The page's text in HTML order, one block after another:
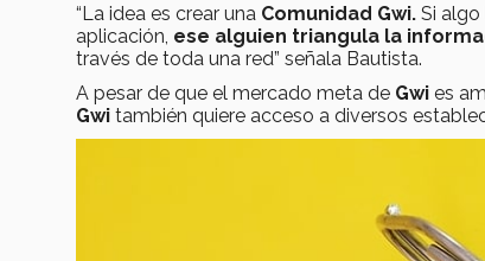
“La idea es crear una Comunidad Gwi. Si
aplicación, ese alguien triangula la
través de toda una red” señala Bautista.
A pesar de que el mercado meta de Gwi es
Gwi también quiere acceso a diversos